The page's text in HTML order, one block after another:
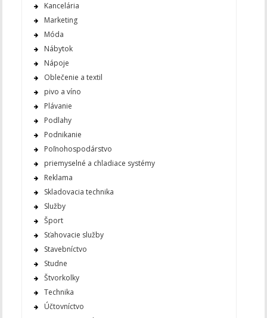
Kancelária
Marketing
Móda
Nábytok
Nápoje
Oblečenie a textil
pivo a víno
Plávanie
Podlahy
Podnikanie
Poľnohospodárstvo
priemyselné a chladiace systémy
Reklama
Skladovacia technika
Služby
Šport
Sťahovacie služby
Stavebníctvo
Studne
Štvorkolky
Technika
Účtovníctvo